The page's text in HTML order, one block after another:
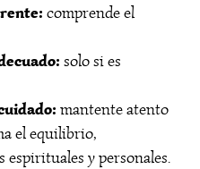
comprende el
solo si es
mantente atento
el equilibrio,
y personales.